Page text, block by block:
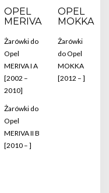
OPEL
MERIVA
Żarówki do
Opel
MERIVA I A
[2002 –
2010]
Żarówki do
Opel
MERIVA II B
[2010 – ]
OPEL
MOKKA
Żarówki
do Opel
MOKKA
[2012 – ]